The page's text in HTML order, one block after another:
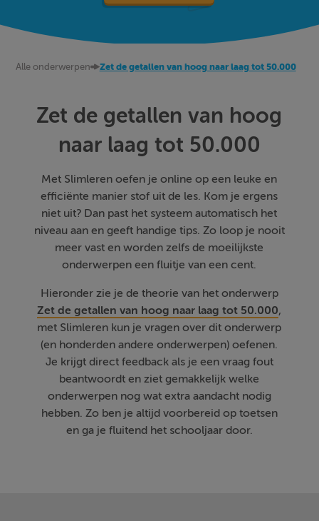
Alle onderwerpen Zet de getallen van hoog naar laag tot 50.000
Zet de getallen van hoog
naar laag tot 50.000
Met Slimleren oefen je online op een leuke en
efficiënte manier stof uit de les. Kom je ergens
niet uit? Dan past het systeem automatisch het
niveau aan en geeft handige tips. Zo loop je nooit
meer vast en worden zelfs de moeilijkste
onderwerpen een fluitje van een cent.
Hieronder zie je de theorie van het onderwerp
Zet de getallen van hoog naar laag tot 50.000,
met Slimleren kun je vragen over dit onderwerp
(en honderden andere onderwerpen) oefenen.
Je krijgt direct feedback als je een vraag fout
beantwoordt en ziet gemakkelijk welke
onderwerpen nog wat extra aandacht nodig
hebben. Zo ben je altijd voorbereid op toetsen
en ga je fluitend het schooljaar door.